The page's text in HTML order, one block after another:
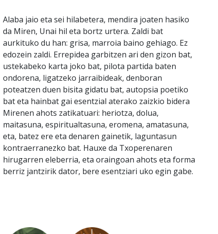
Alaba jaio eta sei hilabetera, mendira joaten hasiko
da Miren, Unai hil eta bortz urtera. Zaldi bat
aurkituko du han: grisa, marroia baino gehiago. Ez
edozein zaldi. Errepidea garbitzen ari den gizon bat,
ustekabeko karta joko bat, pilota partida baten
ondorena, ligatzeko jarraibideak, denboran
poteatzen duen bisita gidatu bat, autopsia poetiko
bat eta hainbat gai esentzial aterako zaizkio bidera
Mirenen ahots zatikatuari: heriotza, dolua,
maitasuna, espiritualtasuna, eromena, amatasuna,
eta, batez ere eta denaren gainetik, laguntasun
kontraerranezko bat. Hauxe da Txoperenaren
hirugarren eleberria, eta oraingoan ahots eta forma
berriz jantzirik dator, bere esentziari uko egin gabe.